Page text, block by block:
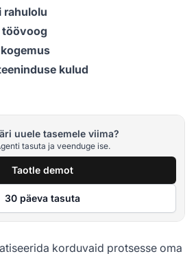
rahulolu
töövoog
kulud
uuele tasemele viima?
tasuta ja veenduge ise.
Taotle demot
30 päeva tasuta
korduvaid protsesse oma